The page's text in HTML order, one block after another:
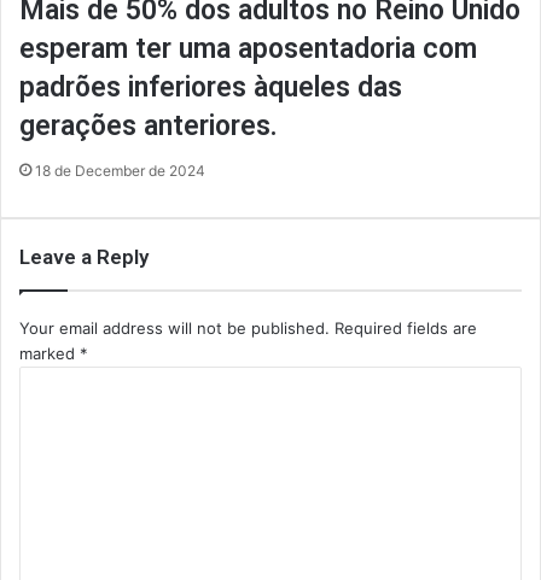
Mais de 50% dos adultos no Reino Unido
esperam ter uma aposentadoria com
padrões inferiores àqueles das
gerações anteriores.
18 de December de 2024
Leave a Reply
Your email address will not be published. Required fields are
marked *